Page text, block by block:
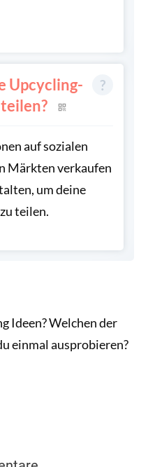
Upcycling-
auf sozialen
Märkten verkaufen
um deine
teilen.
Ideen? Welchen der
einmal ausprobieren?